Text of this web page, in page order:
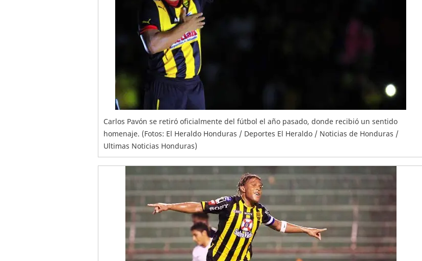
Carlos Pavón se retiró oficialmente del fútbol el año pasado, donde recibió un sentido
homenaje. (Fotos: El Heraldo Honduras / Deportes El Heraldo / Noticias de Honduras /
Ultimas Noticias Honduras)